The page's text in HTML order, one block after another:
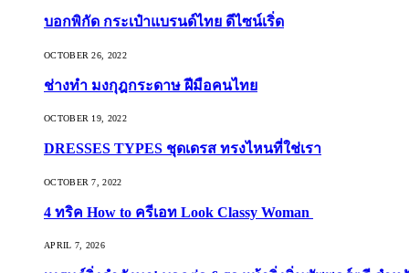
บอกพิกัด กระเป๋าแบรนด์ไทย ดีไซน์เริ่ด
OCTOBER 26, 2022
ช่างทำ มงกุฎกระดาษ ฝีมือคนไทย
OCTOBER 19, 2022
DRESSES TYPES ชุดเดรส ทรงไหนที่ใช่เรา
OCTOBER 7, 2022
4 ทริค How to ครีเอท Look Classy Woman
APRIL 7, 2026